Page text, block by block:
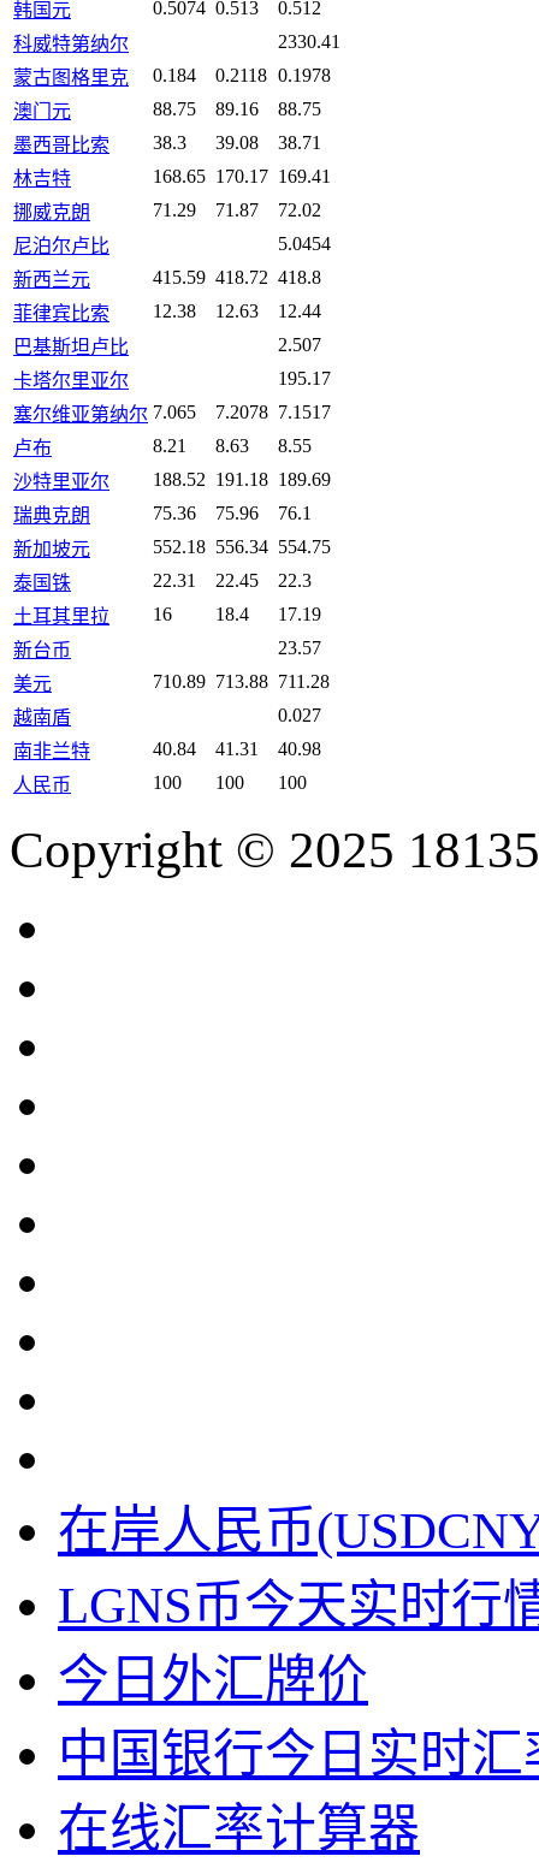
韩国元 0.5074 0.513
0.512
科威特第纳尔
2330.41
蒙古图格里克
0.184 0.2118 0.1978
澳门元
88.75 89.16
88.75
墨西哥比索
38.3 39.08
38.71
林吉特
168.65 170.17 169.41
挪威克朗
71.29 71.87
72.02
尼泊尔卢比
5.0454
新西兰元
415.59 418.72 418.8
菲律宾比索
12.38 12.63
12.44
巴基斯坦卢比
2.507
卡塔尔里亚尔
195.17
塞尔维亚第纳尔 7.065 7.2078 7.1517
卢布
8.21 8.63
8.55
沙特里亚尔
188.52 191.18 189.69
瑞典克朗
75.36 75.96
76.1
新加坡元
552.18 556.34 554.75
泰国铢
22.31 22.45
22.3
土耳其里拉
16 18.4
17.19
新台币
23.57
美元
710.89 713.88 711.28
越南盾
0.027
南非兰特
40.84 41.31
40.98
人民币
100 100 100
Copyright © 2025
在岸人民币
LGNS币今天实时行
今日外汇牌价
中国银行今日实时汇
在线汇率计算器